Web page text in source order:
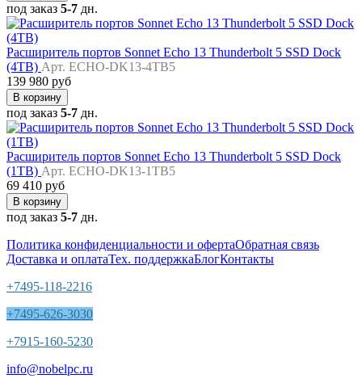
под заказ 5-7 дн.
Расширитель портов Sonnet Echo 13 Thunderbolt 5 SSD Dock
(4TB) Арт. ECHO-DK13-4TB5
139 980 руб
В корзину
под заказ 5-7 дн.
Расширитель портов Sonnet Echo 13 Thunderbolt 5 SSD Dock
(1TB) Арт. ECHO-DK13-1TB5
69 410 руб
В корзину
под заказ 5-7 дн.
Политика конфиденциальности и офертаОбратная связь
Доставка и оплатаТех. поддержкаБлогКонтакты
+7495-118-2216
+7495-626-3030
+7915-160-5230
info@nobelpc.ru